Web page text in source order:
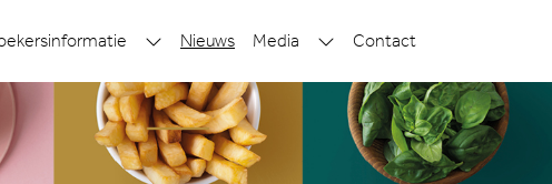
Nieuws Media Contact